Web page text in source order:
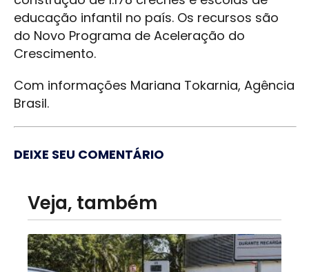
educação infantil no país. Os recursos são
do Novo Programa de Aceleração do
Crescimento.
Com informações Mariana Tokarnia, Agência
Brasil.
DEIXE SEU COMENTÁRIO
Veja, também